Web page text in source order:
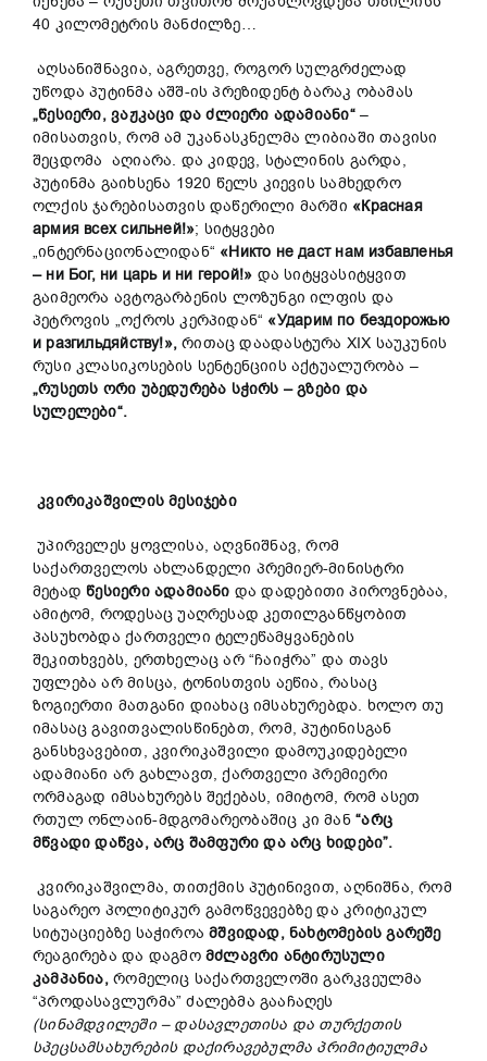
40 კილომეტრის მანძილზე…
აღსანიშნავია, აგრეთვე, როგორ სულგრძელად
უწოდა პუტინმა აშშ-ის პრეზიდენტ ბარაკ ობამას
„წესიერი, ვაჟკაცი და ძლიერი ადამიანი“–
იმისათვის, რომ ამ უკანასკნელმა ლიბიაში თავისი
შეცდომა აღიარა. და კიდევ, სტალინის გარდა,
პუტინმა გაიხსენა 1920 წელს კიევის სამხედრო
ოლქის ჯარებისათვის დაწერილი მარში «Красная
армия всех сильней!»; სიტყვები
„ინტერნაციონალიდან“ «Никто не даст нам избавленья
– ни Бог, ни царь и ни герой!» და სიტყვასიტყვით
გაიმეორა ავტოგარბენის ლოზუნგი ილფის და
პეტროვის „ოქროს კერპიდან“ «Ударим по бездорожью
и разгильдяйству!»,რითაც დაადასტურა XIX საუკუნის
რუსი კლასიკოსების სენტენციის აქტუალურობა –
„რუსეთს ორი უბედურება სჭირს – გზები და
სულელები“.
კვირიკაშვილის მესიჯები
უპირველეს ყოვლისა, აღვნიშნავ, რომ
საქართველოს ახლანდელი პრემიერ-მინისტრი
მეტად წესიერი ადამიანი და დადებითი პიროვნებაა,
ამიტომ, როდესაც უაღრესად კეთილგანწყობით
პასუხობდა ქართველი ტელეწამყვანების
შეკითხვებს, ერთხელაც არ “ჩაიჭრა” და თავს
უფლება არ მისცა, ტონისთვის აეწია, რასაც
ზოგიერთი მათგანი დიახაც იმსახურებდა. ხოლო თუ
იმასაც გავითვალისწინებთ, რომ, პუტინისგან
განსხვავებით, კვირიკაშვილი დამოუკიდებელი
ადამიანი არ გახლავთ, ქართველი პრემიერი
ორმაგად იმსახურებს შექებას, იმიტომ, რომ ასეთ
რთულ ონლაინ-მდგომარეობაშიც კი მან“არც
მწვადი დაწვა, არც შამფური და არც ხიდები”.
კვირიკაშვილმა, თითქმის პუტინივით, აღნიშნა, რომ
საგარეო პოლიტიკურ გამოწვევებზე და კრიტიკულ
სიტუაციებზე საჭიროამშვიდად, ნახტომების გარეშე
რეაგირება და დაგმო მძლავრი ანტირუსული
კამპანია,რომელიც საქართველოში გარკვეულმა
“პროდასავლურმა” ძალებმა გააჩაღეს
(სინამდვილეში – დასავლეთისა და თურქეთის
სპეცსამსახურების დაქირავებულმა პრიმიტიულმა